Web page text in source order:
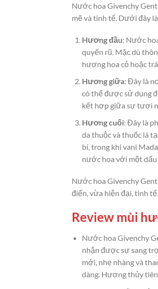
Nước hoa Givenchy
mẽ và tinh tế. Dưới đây
Hương đầu: Nước
quyến rũ. Mặc dù
hương hoa cỏ hoặc
Hương giữa: Đây là
có thể được sử dụng
kết hợp giữa sự tươi
Hương cuối: Đây là
da thuộc và thuốc lá
bí, trong khi vani
nước hoa với một dấu
Nước hoa Givenchy
điển, vừa hiện đại, tinh
Review mùi
Nước hoa Givenchy
nhận được sự sang
mới, nhẹ nhàng và
dàng. Hương thủy